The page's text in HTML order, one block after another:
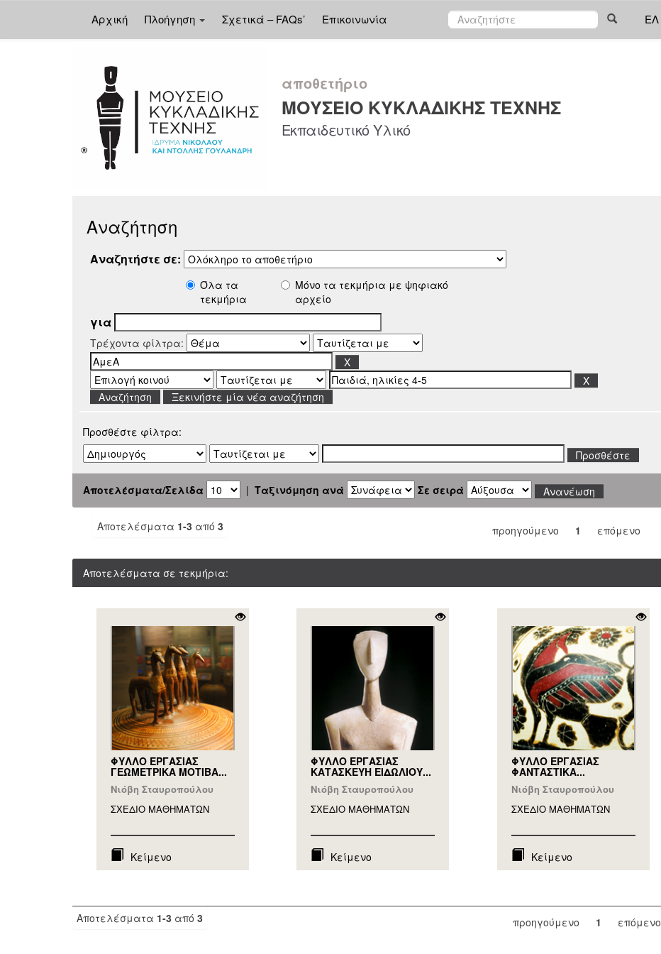
Αρχική Πλοήγηση Σχετικά – FAQs’ Επικοινωνία ΕΛ
αποθετήριο
ΜΟΥΣΕΙΟ ΚΥΚΛΑΔΙΚΗΣ ΤΕΧΝΗΣ
Εκπαιδευτικό Υλικό
Αναζήτηση
Αναζητήστε σε:
Όλα τα
τεκμήρια
Μόνο τα τεκμήρια με ψηφιακό
αρχείο
για
Τρέχοντα φίλτρα:
Ξεκινήστε μία νέα αναζήτηση
Προσθέστε φίλτρα:
Αποτελέσματα/Σελίδα | Ταξινόμηση ανά Σε σειρά
Αποτελέσματα 1-3 από 3 προηγούμενο 1 επόμενο
Αποτελέσματα σε τεκμήρια:
ΦΥΛΛΟ ΕΡΓΑΣΙΑΣ
ΓΕΩΜΕΤΡΙΚΑ ΜΟΤΙΒΑ...
Νιόβη Σταυροπούλου
ΣΧΕΔΙΟ ΜΑΘΗΜAΤΩΝ
Κείμενο
ΦΥΛΛΟ ΕΡΓΑΣΙΑΣ
ΚΑΤΑΣΚΕΥΗ ΕΙΔΩΛΙΟΥ...
Νιόβη Σταυροπούλου
ΣΧΕΔΙΟ ΜΑΘΗΜAΤΩΝ
Κείμενο
ΦΥΛΛΟ ΕΡΓΑΣΙΑΣ
ΦΑΝΤΑΣΤΙΚΑ...
Νιόβη Σταυροπούλου
ΣΧΕΔΙΟ ΜΑΘΗΜAΤΩΝ
Κείμενο
Αποτελέσματα 1-3 από 3 προηγούμενο 1 επόμενο